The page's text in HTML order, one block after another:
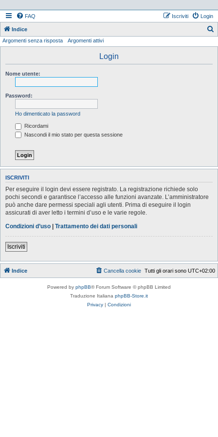
FAQ Login
Iscriviti
Indice
Argomenti senza risposta Argomenti attivi
Login
Nome utente:
Password:
Ho dimenticato la password
Ricordami
Nascondi il mio stato per questa sessione
ISCRIVITI
Per eseguire il login devi essere registrato. La registrazione richiede solo
pochi secondi e garantisce l’accesso alle funzioni avanzate. L’amministratore
può anche dare permessi speciali agli utenti. Prima di eseguire il login
assicurati di aver letto i termini d’uso e le varie regole.
Condizioni d’uso | Trattamento dei dati personali
Iscriviti
Indice Tutti gli orari sono UTC+02:00
Cancella cookie
Powered by phpBB® Forum Software © phpBB Limited
Traduzione Italiana phpBB-Store.it
Privacy | Condizioni